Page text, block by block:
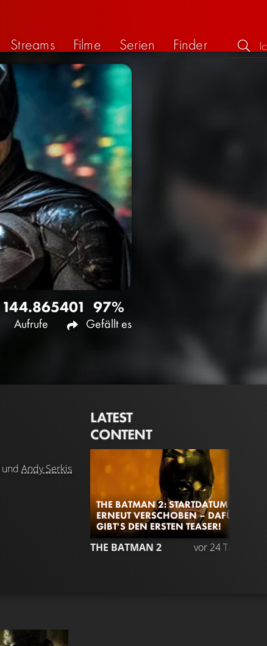
Streams Filme Serien Finder
144.865
Aufrufe
401 97%
Gefällt es
und Andy Serkis
LATEST
CONTENT
THE BATMAN 2: STARTDATUM
ERNEUT VERSCHOBEN – DAFÜR
GIBT'S DEN ERSTEN TEASER!
THE BATMAN 2 vor 24 Tagen